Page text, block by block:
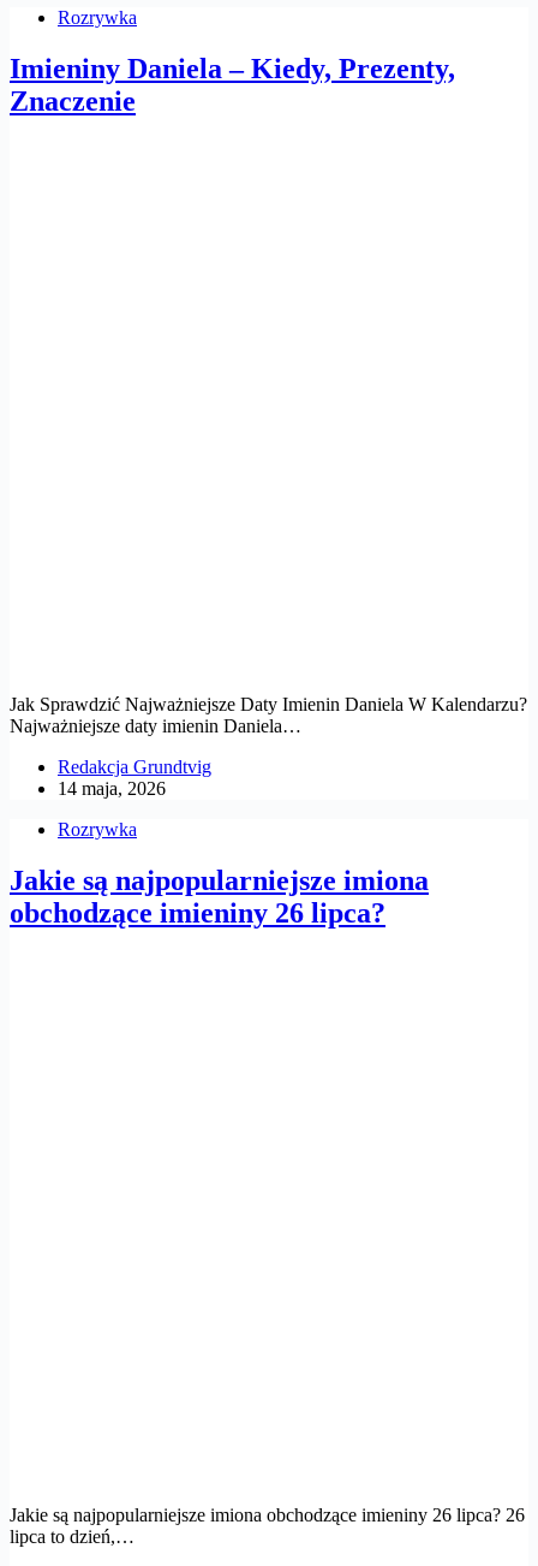
Rozrywka
Imieniny Daniela – Kiedy, Prezenty,
Znaczenie
Jak Sprawdzić Najważniejsze Daty Imienin Daniela W Kalendarzu?
Najważniejsze daty imienin Daniela…
Redakcja Grundtvig
14 maja, 2026
Rozrywka
Jakie są najpopularniejsze imiona
obchodzące imieniny 26 lipca?
Jakie są najpopularniejsze imiona obchodzące imieniny 26 lipca? 26
lipca to dzień,…